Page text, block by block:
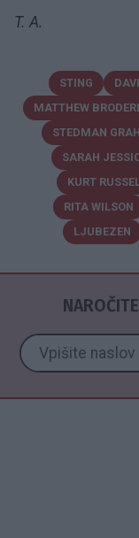
T. A.
STING
MATTHEW
STEDMAN
SARAH
KURT
RITA WILSON
LJUBEZEN